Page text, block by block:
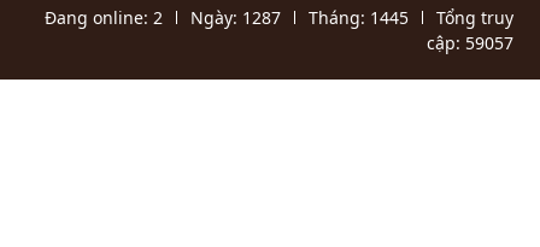
Đang online: 2 Ngày: 1287 Tháng: 1445
Tổng truy
cập: 59057